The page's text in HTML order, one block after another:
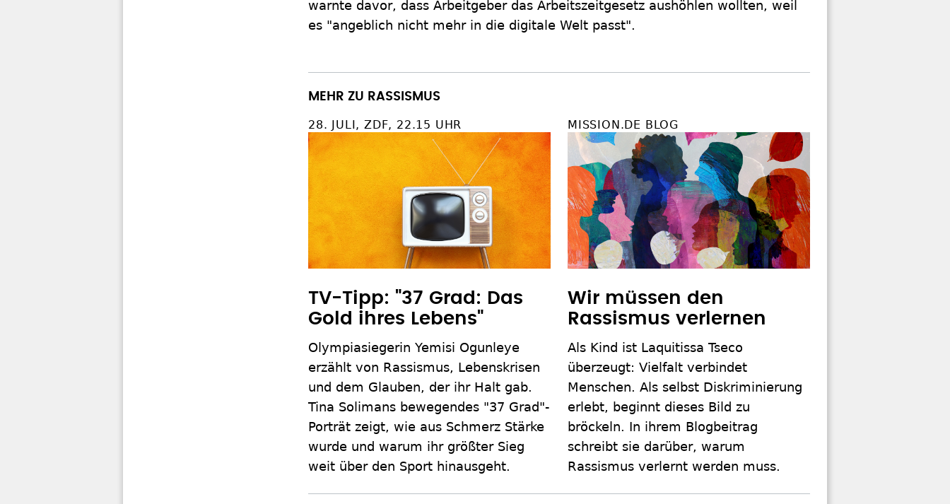
warnte davor, dass Arbeitgeber das Arbeitszeitgesetz aushöhlen wollten, weil
es "angeblich nicht mehr in die digitale Welt passt".
MEHR ZU RASSISMUS
28. JULI, ZDF, 22.15 UHR
TV-Tipp: "37 Grad: Das
Gold ihres Lebens"
Olympiasiegerin Yemisi Ogunleye
erzählt von Rassismus, Lebenskrisen
und dem Glauben, der ihr Halt gab.
Tina Solimans bewegendes "37 Grad"-
Porträt zeigt, wie aus Schmerz Stärke
wurde und warum ihr größter Sieg
weit über den Sport hinausgeht.
MISSION.DE BLOG
Wir müssen den
Rassismus verlernen
Als Kind ist Laquitissa Tseco
überzeugt: Vielfalt verbindet
Menschen. Als selbst Diskriminierung
erlebt, beginnt dieses Bild zu
bröckeln. In ihrem Blogbeitrag
schreibt sie darüber, warum
Rassismus verlernt werden muss.